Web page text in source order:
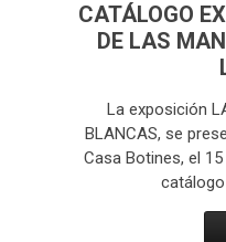
CATÁLOGO
DE LAS
La exposición
BLANCAS, se
Casa Botines, el